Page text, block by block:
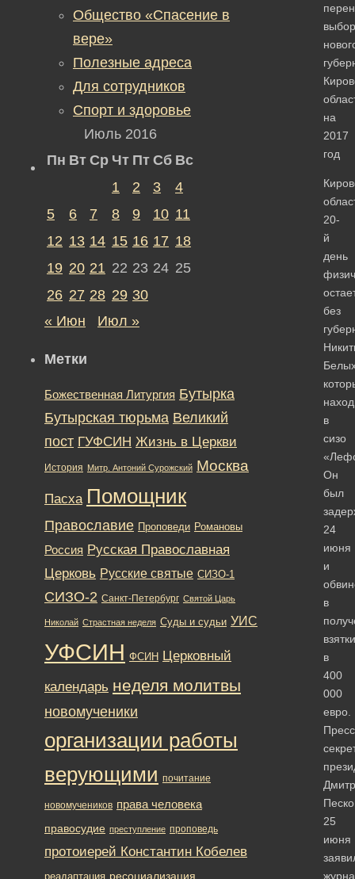
на
2017
год
20-
й
день
без
в
сизо
Он
был
24
июня
и
в
взятки
в
400
000
евро.
25
июня
Общество «Спасение в
вере»
Полезные адреса
Для сотрудников
Спорт и здоровье
Июль 2016
Пн Вт Ср Чт Пт Сб Вс
1
2 3
4
5
6 7 8 9 10 11
12 13 14 15 16 17 18
19 20 21 22 23 24 25
26 27 28 29 30
« Июн
Июл »
Метки
Божественная Литургия Бутырка
Бутырская тюрьма Великий
пост ГУФСИН Жизнь в Церкви
История Митр. Антоний Сурожский Москва
Пасха Помощник
Православие Проповеди Романовы
Россия Русская Православная
Церковь Русские святые СИЗО-1
СИЗО-2 Санкт-Петербург Святой Царь
Николай Страстная неделя Суды и судьи УИС
УФСИН ФСИН Церковный
календарь неделя молитвы
новомученики
организации работы
верующими почитание
новомучеников права человека
правосудие преступление проповедь
протоиерей Константин Кобелев
реадаптация ресоциализация